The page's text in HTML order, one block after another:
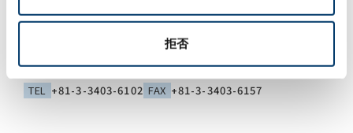
拒否
Shin Aoyama Building East (18th floor), 1-1,
Minamiaoyama 1-chome, Minato-ku, Tokyo 107-0062
TEL +81-3-3403-6102 FAX +81-3-3403-6157